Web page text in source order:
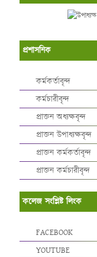
প্রশাসনিক
কর্মকর্তাবৃন্দ
কর্মচারীবৃন্দ
প্রাক্তন অধ্যক্ষবৃন্দ
প্রাক্তন উপাধ্যক্ষবৃন্দ
প্রাক্তন কর্মকর্তাবৃন্দ
প্রাক্তন কর্মচারীবৃন্দ
কলেজ সংশ্লিষ্ট লিংক
FACEBOOK
YOUTUBE